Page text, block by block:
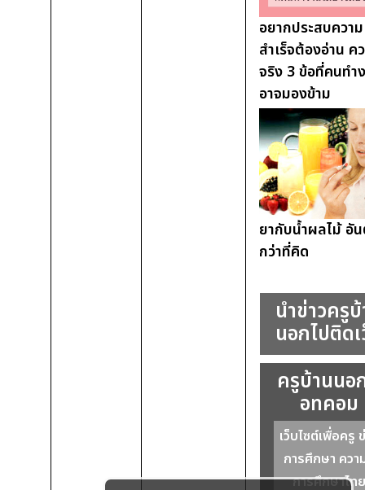
อยากประสบความ
สำเร็จต้องอ่าน ค
จริง 3 ข้อที่คนทำ
อาจมองข้าม
ยากับน้ำผลไม้ อั
กว่าที่คิด
นำข่าวครู
นอกไปติด
ครูบ้านนอ
อทคอม
เว็บไซต์เพื่อครู
การศึกษา ควา
การศึกษาไทย